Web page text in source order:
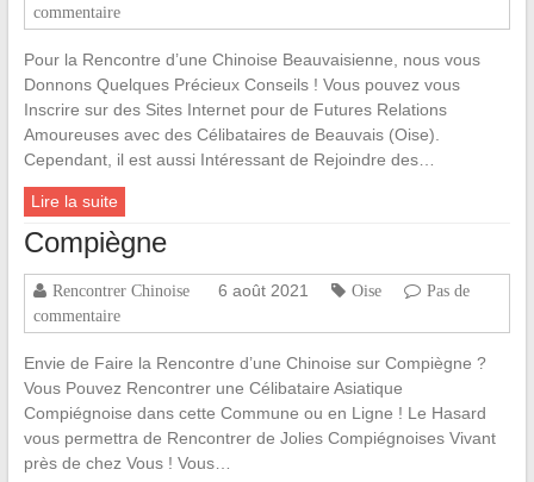
commentaire
Pour la Rencontre d’une Chinoise Beauvaisienne, nous vous
Donnons Quelques Précieux Conseils ! Vous pouvez vous
Inscrire sur des Sites Internet pour de Futures Relations
Amoureuses avec des Célibataires de Beauvais (Oise).
Cependant, il est aussi Intéressant de Rejoindre des…
Lire la suite
Compiègne
Rencontrer Chinoise 6 août 2021 Oise
Pas de
commentaire
Envie de Faire la Rencontre d’une Chinoise sur Compiègne ?
Vous Pouvez Rencontrer une Célibataire Asiatique
Compiégnoise dans cette Commune ou en Ligne ! Le Hasard
vous permettra de Rencontrer de Jolies Compiégnoises Vivant
près de chez Vous ! Vous…